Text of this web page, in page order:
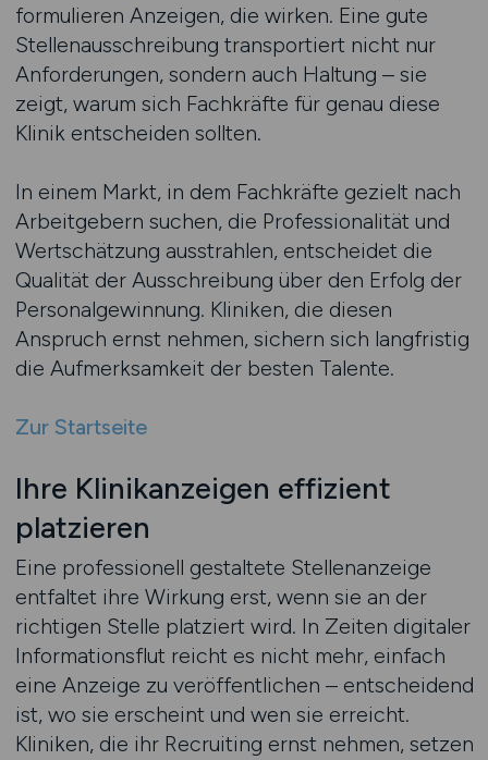
formulieren Anzeigen, die wirken. Eine gute
Stellenausschreibung transportiert nicht nur
Anforderungen, sondern auch Haltung – sie
zeigt, warum sich Fachkräfte für genau diese
Klinik entscheiden sollten.
In einem Markt, in dem Fachkräfte gezielt nach
Arbeitgebern suchen, die Professionalität und
Wertschätzung ausstrahlen, entscheidet die
Qualität der Ausschreibung über den Erfolg der
Personalgewinnung. Kliniken, die diesen
Anspruch ernst nehmen, sichern sich langfristig
die Aufmerksamkeit der besten Talente.
Zur Startseite
Ihre Klinikanzeigen effizient
platzieren
Eine professionell gestaltete Stellenanzeige
entfaltet ihre Wirkung erst, wenn sie an der
richtigen Stelle platziert wird. In Zeiten digitaler
Informationsflut reicht es nicht mehr, einfach
eine Anzeige zu veröffentlichen – entscheidend
ist, wo sie erscheint und wen sie erreicht.
Kliniken, die ihr Recruiting ernst nehmen, setzen